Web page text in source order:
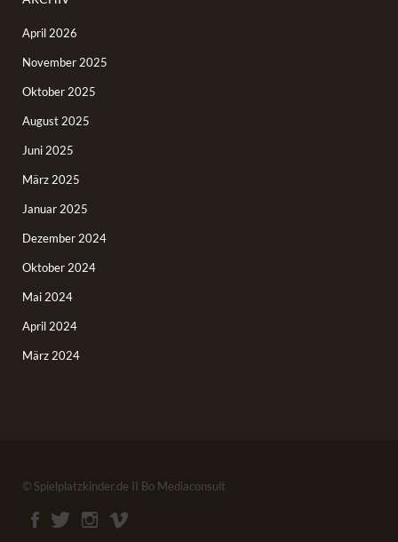
April 2026
November 2025
Oktober 2025
August 2025
Juni 2025
März 2025
Januar 2025
Dezember 2024
Oktober 2024
Mai 2024
April 2024
März 2024
© Spielplatzkinder.de II Bo Mediaconsult